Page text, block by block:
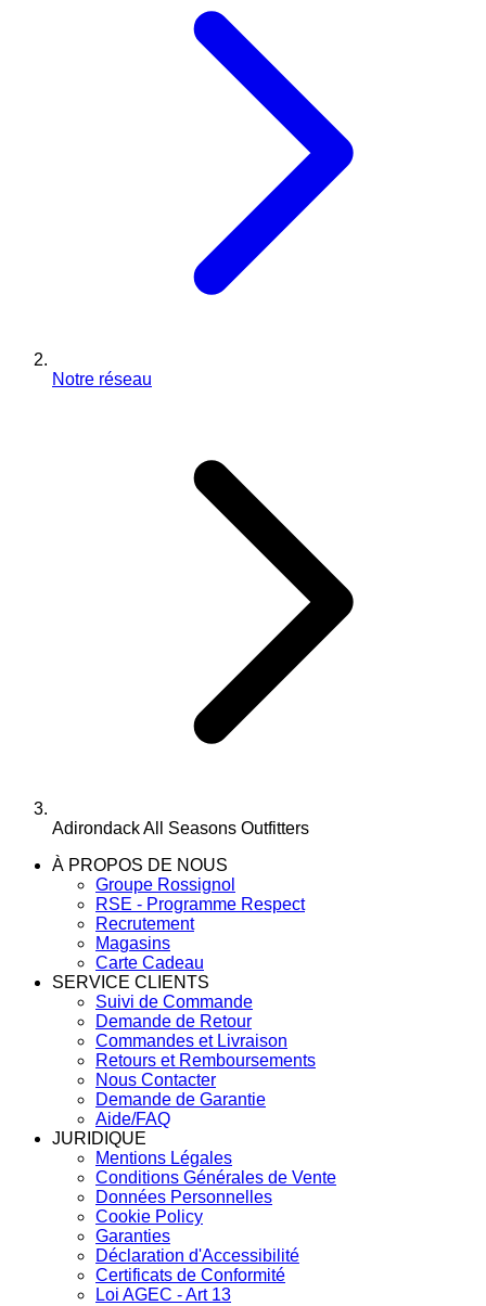
Notre réseau
Adirondack All Seasons Outfitters
À PROPOS DE NOUS
Groupe Rossignol
RSE - Programme Respect
Recrutement
Magasins
Carte Cadeau
SERVICE CLIENTS
Suivi de Commande
Demande de Retour
Commandes et Livraison
Retours et Remboursements
Nous Contacter
Demande de Garantie
Aide/FAQ
JURIDIQUE
Mentions Légales
Conditions Générales de Vente
Données Personnelles
Cookie Policy
Garanties
Déclaration d'Accessibilité
Certificats de Conformité
Loi AGEC - Art 13